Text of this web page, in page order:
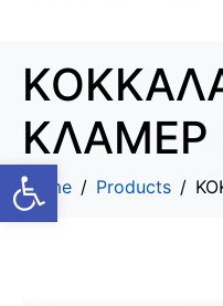
Ανοίξτε τη γραμμή εργαλείων
ΚΛΑΜΕΡ
Home Products